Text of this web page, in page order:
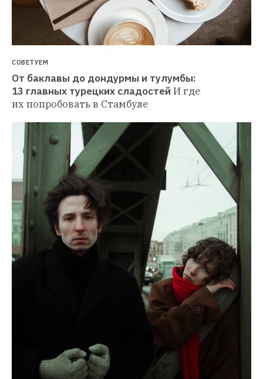
СОВЕТУЕМ
От баклавы до дондурмы и тулумбы:
13 главных турецких сладостей И где
их попробовать в Стамбуле